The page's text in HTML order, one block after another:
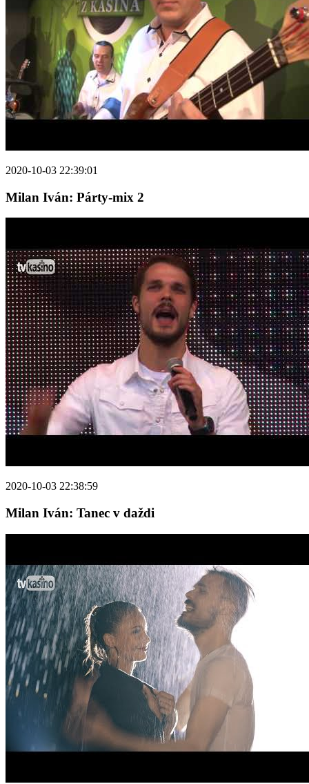
2020-10-03 22:39:01
Milan Iván: Párty-mix 2
2020-10-03 22:38:59
Milan Iván: Tanec v daždi